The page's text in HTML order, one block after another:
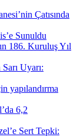
Çatısında
Sunuldu
186. Kuruluş Yıl
Uyarı:
yapılandırma
6,2
Sert Tepki: